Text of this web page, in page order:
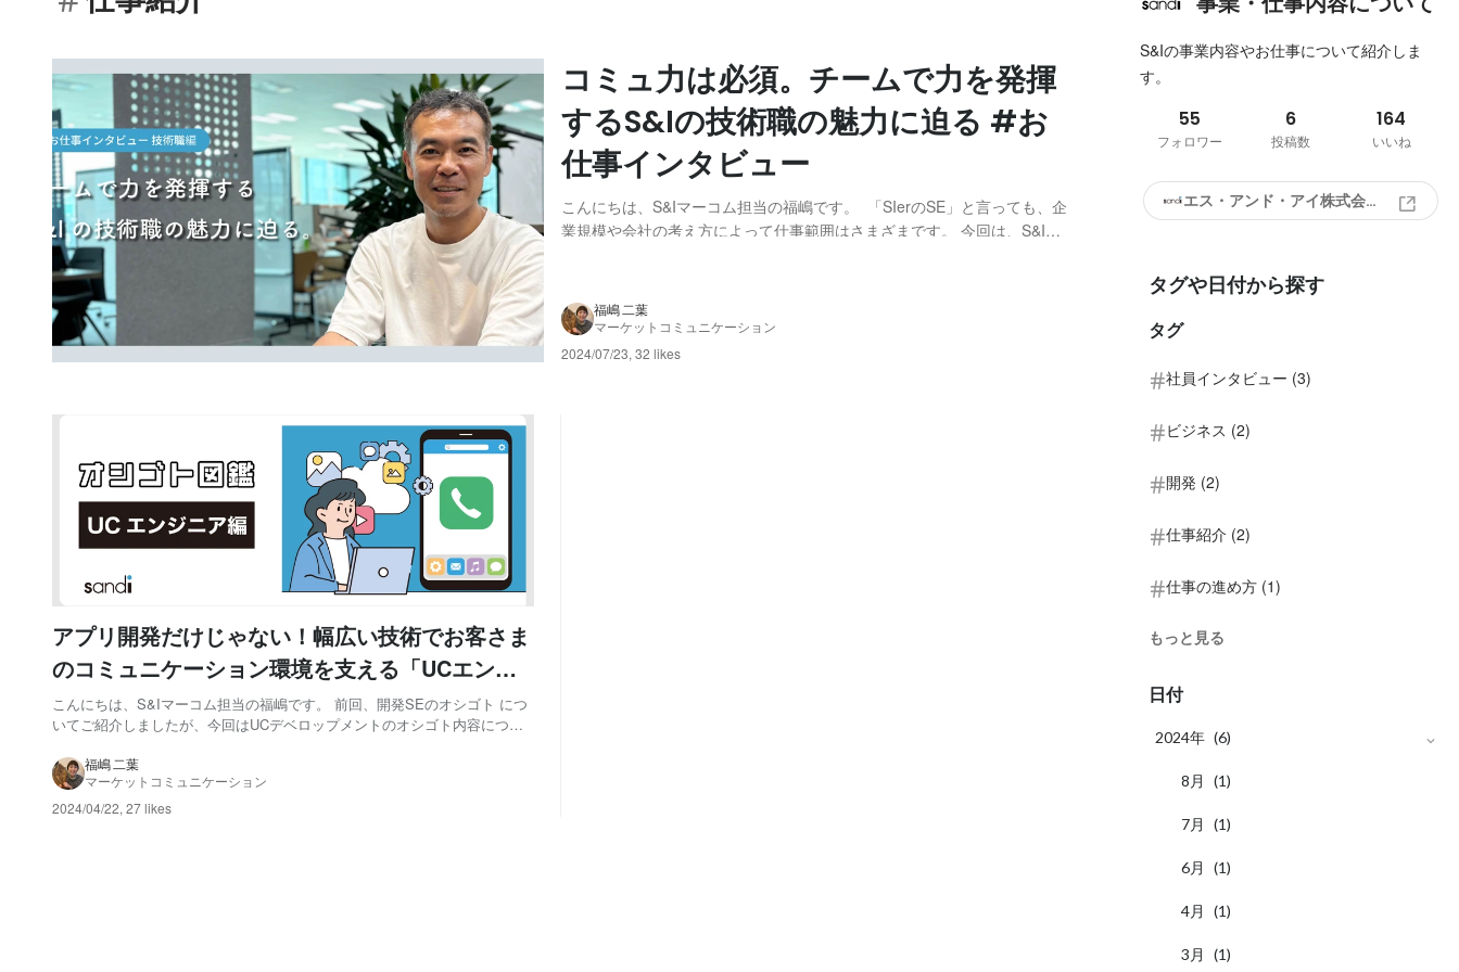
コミュ力は必須。チームで力を発揮
するS&Iの技術職の魅力に迫る #お
仕事インタビュー
こんにちは、S&Iマーコム担当の福嶋です。 「SIerのSE」と言っても、企
業規模や会社の考え方によって仕事範囲はさまざまです。 今回は、S&Iの
ットワークSEとして...
福嶋 二葉
マーケットコミュニケーション
2024/07/23, 32 likes
アプリ開発だけじゃない！幅広い技術でお客さま
のコミュニケーション環境を支える「UCエンジ
ニア」のオシゴト図鑑
こんにちは、S&Iマーコム担当の福嶋です。 前回、開発SEのオシゴト につ
いてご紹介しましたが、今回はUCデベロップメントのオシゴト内容につい
皆さん。左から多田さん、湯村さん、池田さん、金原さん] UCエンジニアの
お仕事内容を教えてください。...
福嶋 二葉
マーケットコミュニケーション
2024/04/22, 27 likes
S&Iの事業内容やお仕事について紹介しま
す。
55
フォロワー
6
投稿数
164
いいね
エス・アンド・アイ株式会社
タグや日付から探す
タグ
社員インタビュー (3)
ビジネス (2)
開発 (2)
仕事紹介 (2)
仕事の進め方 (1)
もっと見る
日付
2024年 (6)
8 月 (1)
7月 (1)
6月 (1)
4月 (1)
3 月 (1)